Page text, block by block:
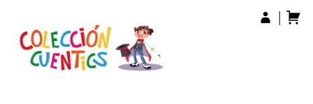
contenido
|